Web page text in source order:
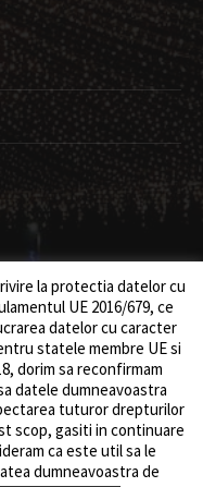
Dev byows.ro
la protectia datelor cu
UE 2016/679, ce
datelor cu caracter
statele membre UE si
dorim sa reconfirmam
datele dumneavoastra
tuturor drepturilor
scop, gasiti in continuare
ca este util sa le
dumneavoastra de